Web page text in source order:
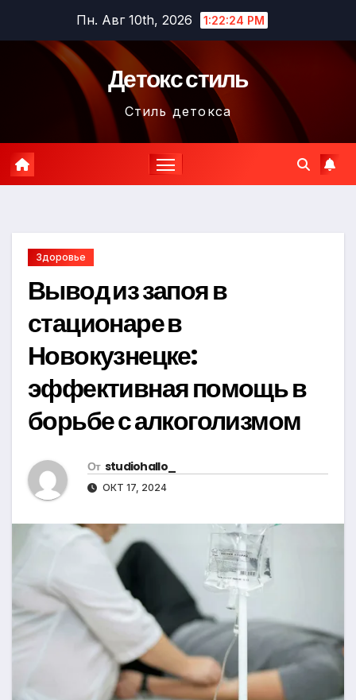
содержимому
Пн. Авг 10th, 2026 1:22:25 PM
Детокс стиль
Стиль детокса
Здоровье
Вывод из запоя в
стационаре в
Новокузнецке:
эффективная помощь в
борьбе с алкоголизмом
От studiohallo_
ОКТ 17, 2024